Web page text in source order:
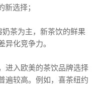
新选择；
奶茶为主，新茶饮的鲜果
异化竞争力。
进入欧美的茶饮品牌选择
遍较高。例如，喜茶纽约